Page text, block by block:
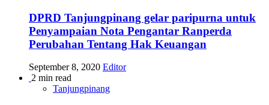
DPRD Tanjungpinang gelar paripurna untuk
Penyampaian Nota Pengantar Ranperda
Perubahan Tentang Hak Keuangan
September 8, 2020 Editor
2 min read
Tanjungpinang